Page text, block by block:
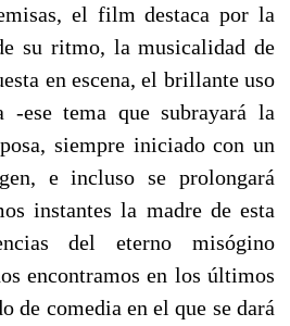
el film destaca por la
su ritmo, la musicalidad de
en escena, el brillante uso
-ese tema que subrayará la
siempre iniciado con un
e incluso se prolongará
instantes la madre de esta
del eterno misógino
encontramos en los últimos
de comedia en el que se dará